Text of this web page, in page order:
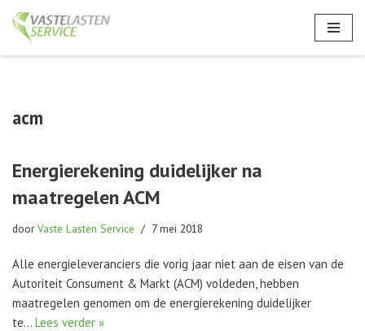
acm
Energierekening duidelijker na
maatregelen ACM
doorVaste Lasten Service 7 mei 2018
Alle energieleveranciers die vorig jaar niet aan de eisen van de
Autoriteit Consument & Markt (ACM) voldeden, hebben
maatregelen genomen om de energierekening duidelijker
te… Lees verder »